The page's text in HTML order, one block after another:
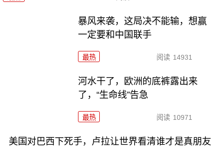
暴风来袭，这局决不能输，想赢
一定要和中国联手
最热 阅读 14931
河水干了，欧洲的底裤露出来
了，“生命线”告急
最热 阅读 10971
美国对巴西下死手，卢拉让世界看清谁才是真朋友